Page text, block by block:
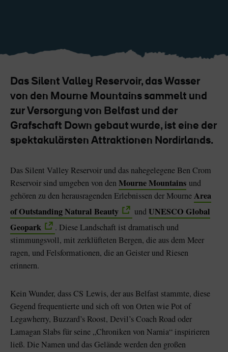
Game of Thrones
Das Silent Valley Reservoir, das Wasser
von den Mourne Mountains sammelt und
zur Versorgung von Belfast und der
Grafschaft Down gebaut wurde, ist eine der
spektakulärsten Attraktionen Nordirlands.
Das Silent Valley Reservoir und das nahegelegene Ben Crom
Reservoir sind umgeben von denMourne Mountains und
gehören zu den herausragenden Erlebnissen der MourneArea
of Outstanding Natural Beauty
undUNESCO Global
Geopark
. Diese Landschaft ist dramatisch und
stimmungsvoll, mit zerklüfteten Bergen, die aus dem Meer
ragen, und Felsformationen, die an Geister und Riesen
erinnern.
Kein Wunder, dass CS Lewis, der aus Belfast stammte, diese
Gegend frequentierte und sich oft von Orten wie Pot of
Legawherry, Buzzard’s Roost, Devil’s Coach Road oder
Lamagan Slabs für seine „Chroniken von Narnia“ inspirieren
ließ. Die Namen und das Gelände werden den großen